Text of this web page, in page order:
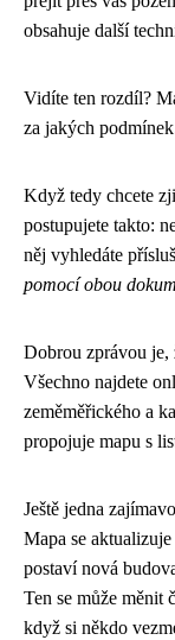
obsahuje další
Vidíte ten rozdíl?
za jakých
Když tedy chcete
postupujete takto:
něj vyhledáte
pomocí obou
Dobrou zprávou je,
Všechno najdete
zeměměřického a
propojuje mapu s
Ještě jedna
Mapa se
postaví nová
Ten se může měnit
když si někdo